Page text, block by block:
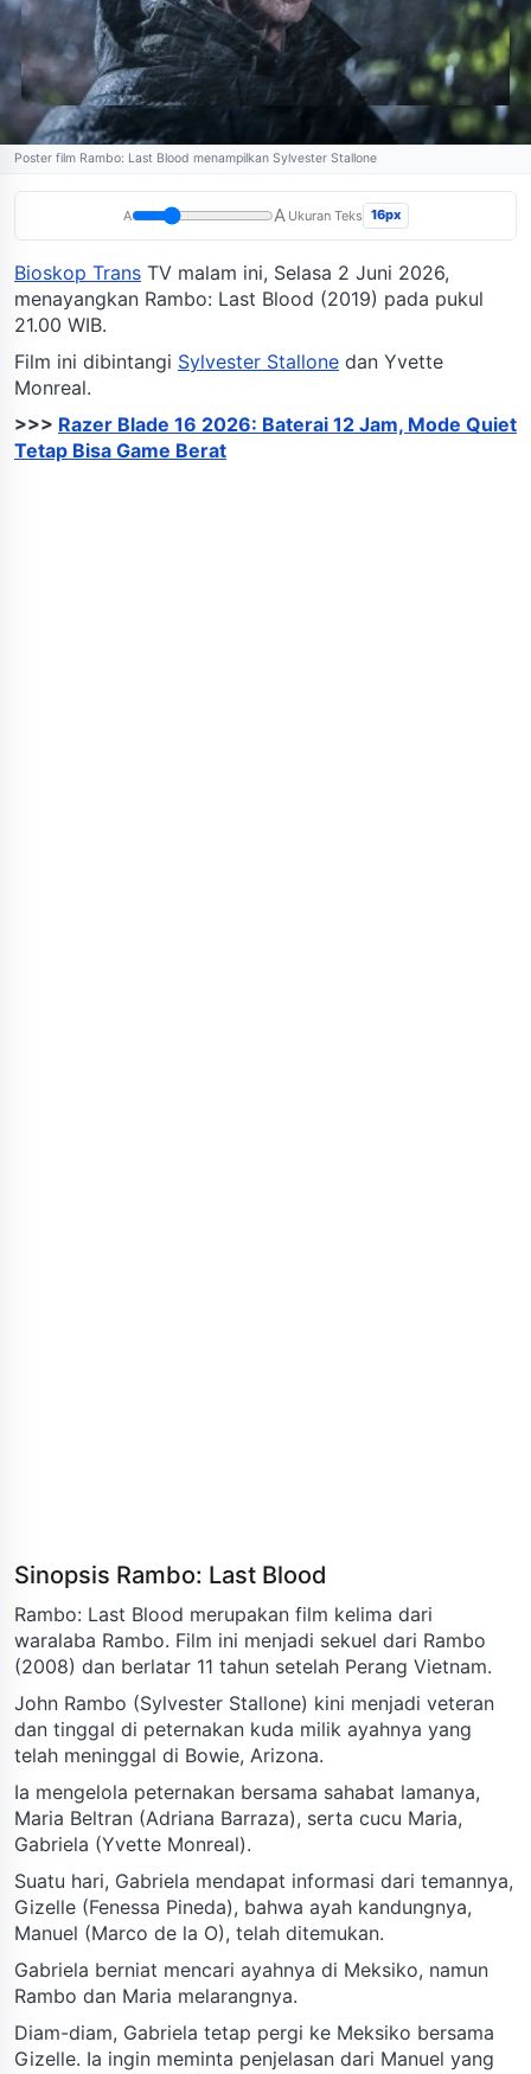
Poster film Rambo: Last Blood menampilkan Sylvester Stallone
A A Ukuran Teks 16px
Bioskop Trans TV malam ini, Selasa 2 Juni 2026,
menayangkan Rambo: Last Blood (2019) pada pukul
21.00 WIB.
Film ini dibintangi Sylvester Stallone dan Yvette
Monreal.
>>> Razer Blade 16 2026: Baterai 12 Jam, Mode Quiet
Tetap Bisa Game Berat
Sinopsis Rambo: Last Blood
Rambo: Last Blood merupakan film kelima dari
waralaba Rambo. Film ini menjadi sekuel dari Rambo
(2008) dan berlatar 11 tahun setelah Perang Vietnam.
John Rambo (Sylvester Stallone) kini menjadi veteran
dan tinggal di peternakan kuda milik ayahnya yang
telah meninggal di Bowie, Arizona.
Ia mengelola peternakan bersama sahabat lamanya,
Maria Beltran (Adriana Barraza), serta cucu Maria,
Gabriela (Yvette Monreal).
Suatu hari, Gabriela mendapat informasi dari temannya,
Gizelle (Fenessa Pineda), bahwa ayah kandungnya,
Manuel (Marco de la O), telah ditemukan.
Gabriela berniat mencari ayahnya di Meksiko, namun
Rambo dan Maria melarangnya.
Diam-diam, Gabriela tetap pergi ke Meksiko bersama
Gizelle. Ia ingin meminta penjelasan dari Manuel yang